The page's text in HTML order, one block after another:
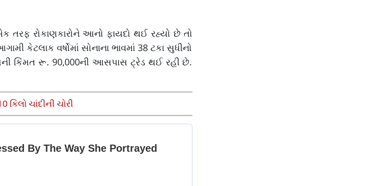
તરફ રોકાણકારોને આનો ફાયદો થઈ રહ્યો છે તો
કેટલાક વર્ષોમાં સોનાના ભાવમાં 38 ટકા સુધીનો
કિંમત રૂ. 90,000ની આસપાસ ટ્રેડ થઈ રહી છે.
કિલો ચાંદીની ચોરી